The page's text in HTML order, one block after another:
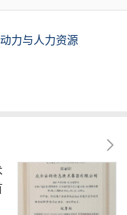
力与人力资源